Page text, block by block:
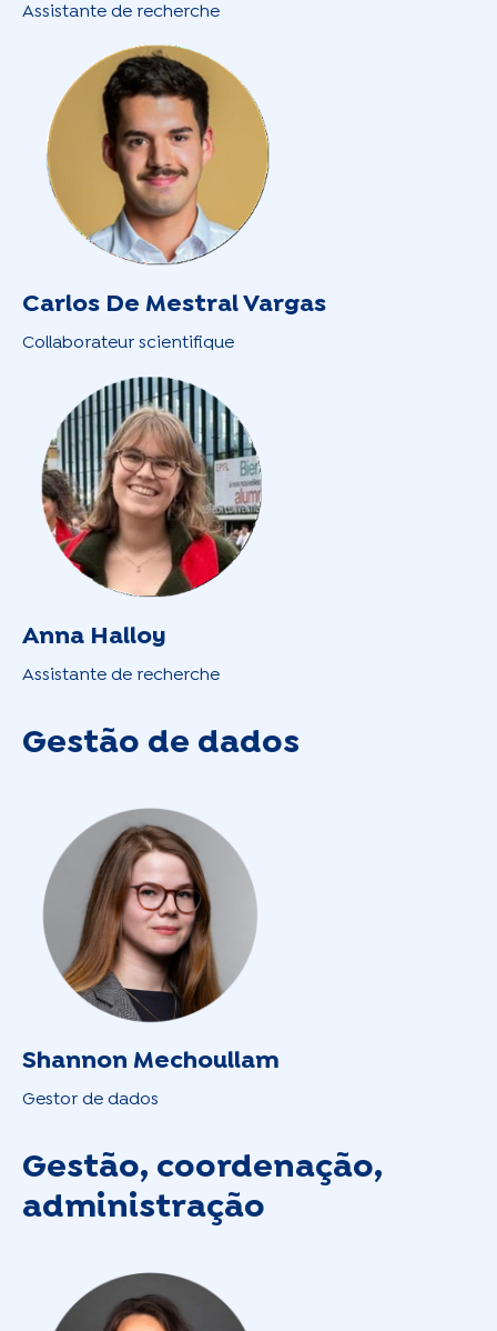
Assistante de recherche
Carlos De Mestral Vargas
Collaborateur scientifique
Anna Halloy
Assistante de recherche
Gestão de dados
Shannon Mechoullam
Gestor de dados
Gestão, coordenação,
administração